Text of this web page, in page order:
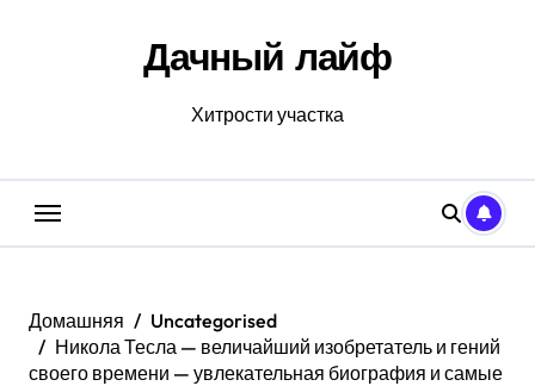
Дачный лайф
Хитрости участка
Домашняя
Uncategorised
Никола Тесла — величайший изобретатель и гений
своего времени — увлекательная биография и самые